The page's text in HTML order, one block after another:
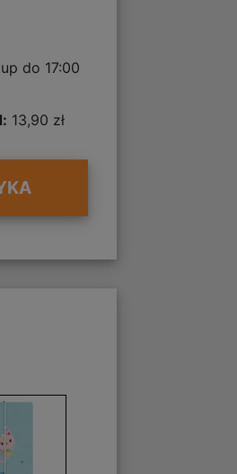
do 17:00
13,90 zł